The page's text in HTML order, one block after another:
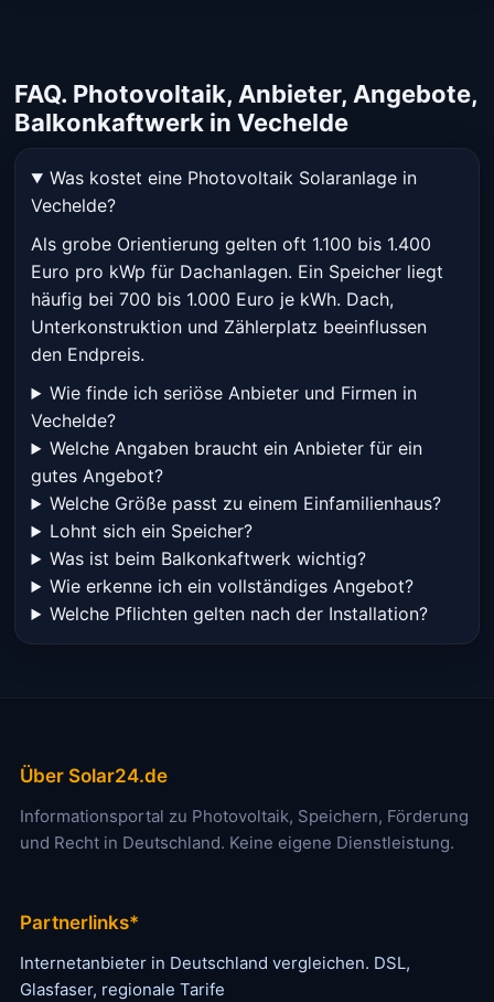
FAQ. Photovoltaik, Anbieter, Angebote,
Balkonkaftwerk in Vechelde
Was kostet eine Photovoltaik Solaranlage in
Vechelde?
Als grobe Orientierung gelten oft 1.100 bis 1.400
Euro pro kWp für Dachanlagen. Ein Speicher liegt
häufig bei 700 bis 1.000 Euro je kWh. Dach,
Unterkonstruktion und Zählerplatz beeinflussen
den Endpreis.
Wie finde ich seriöse Anbieter und Firmen in
Vechelde?
Welche Angaben braucht ein Anbieter für ein
gutes Angebot?
Welche Größe passt zu einem Einfamilienhaus?
Lohnt sich ein Speicher?
Was ist beim Balkonkaftwerk wichtig?
Wie erkenne ich ein vollständiges Angebot?
Welche Pflichten gelten nach der Installation?
Über Solar24.de
Informationsportal zu Photovoltaik, Speichern, Förderung
und Recht in Deutschland. Keine eigene Dienstleistung.
Partnerlinks*
Internetanbieter in Deutschland vergleichen. DSL,
Glasfaser, regionale Tarife